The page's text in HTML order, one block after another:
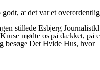
at det var et
stillede Esbjerg
mødte os på dækket, på
besøge Det Hvide Hus,